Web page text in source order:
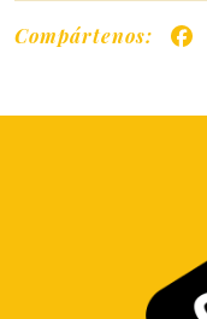
Compártenos: